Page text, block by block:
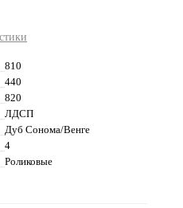
810
440
820
ЛДСП
Дуб Сонома/Венге
4
Роликовые